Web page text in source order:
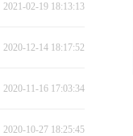
2021-02-19 18:13:13
2020-12-14 18:17:52
2020-11-16 17:03:34
2020-10-27 18:25:45